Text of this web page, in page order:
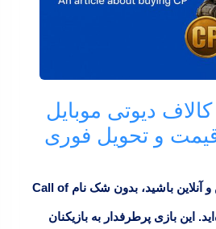
دیوتی موبایل
قیمت و تحویل فوری
آنلاین باشید، بدون شک نام Call of
این بازی پرطرفدار به بازیکنان